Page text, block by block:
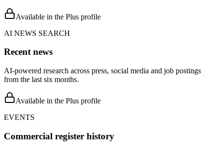
Available in the Plus profile
AI NEWS SEARCH
Recent news
AI-powered research across press, social media and job postings
from the last six months.
Available in the Plus profile
EVENTS
Commercial register history